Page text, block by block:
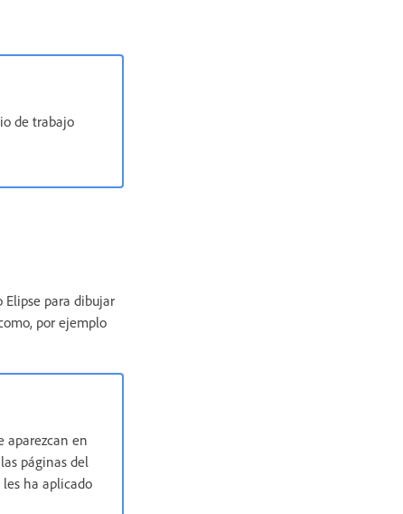
de trabajo
para dibujar
por ejemplo
aparezcan en
páginas del
ha aplicado